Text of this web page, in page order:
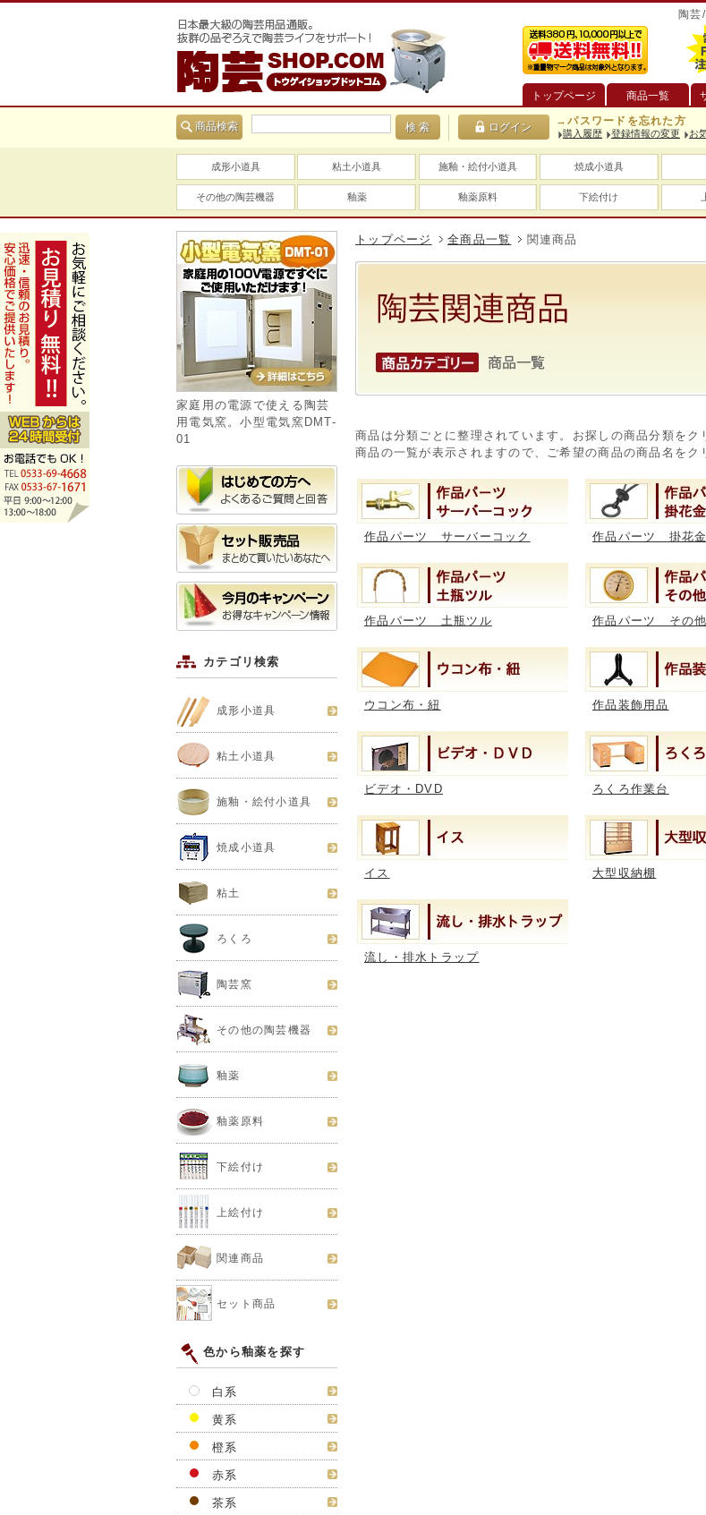
陶芸
トップページ
商品一覧
商品検索 →パスワードを忘れた方
購入履歴 登録情報の変更 お
成形小道具 粘土小道具 施釉・絵付小道具 焼成小道具
その他の陶芸機器 釉薬 釉薬原料 下絵付け
トップページ 全商品一覧 関連商品
商品は分類ごとに整理されています。お探しの商品分類をク
商品の一覧が表示されますので、ご希望の商品の商品名をク
作品パーツ サーバーコック 作品パーツ 掛花
作品パーツ 土瓶ツル 作品パーツ その他
ウコン布・紐 作品装飾用品
ビデオ・DVD ろくろ作業台
イス 大型収納棚
流し・排水トラップ
家庭用の電源で使える陶芸
用電気窯。小型電気窯DMT-
01
カテゴリ検索
成形小道具
粘土小道具
施釉・絵付小道具
焼成小道具
粘土
ろくろ
陶芸窯
その他の陶芸機器
釉薬
釉薬原料
下絵付け
上絵付け
関連商品
セット商品
色から釉薬を探す
白系
黄系
橙系
赤系
茶系